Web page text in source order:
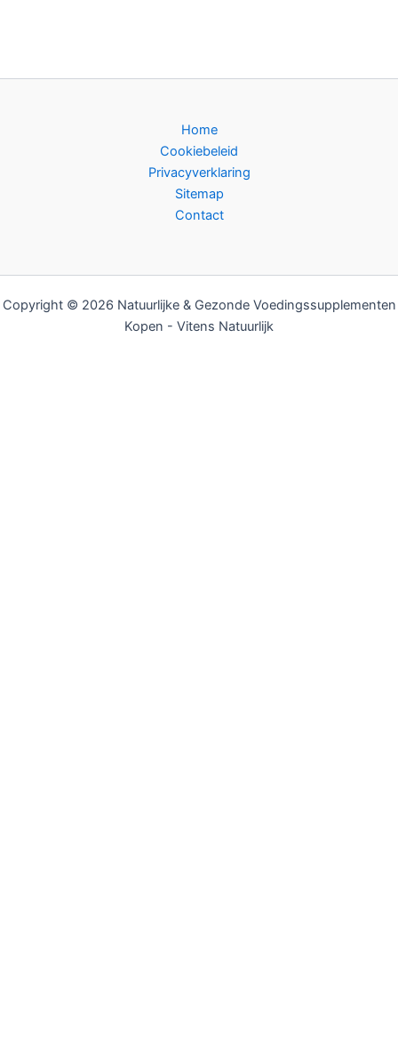
Home
Cookiebeleid
Privacyverklaring
Sitemap
Contact
Copyright © 2026 Natuurlijke & Gezonde Voedingssupplementen
Kopen - Vitens Natuurlijk